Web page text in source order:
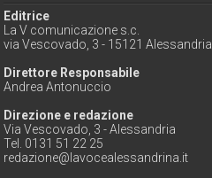
Editrice
La V comunicazione s.c.
via Vescovado, 3 - 15121 Alessandria
Direttore Responsabile
Andrea Antonuccio
Direzione e redazione
Via Vescovado, 3 - Alessandria
Tel. 0131 51 22 25
redazione@lavocealessandrina.it